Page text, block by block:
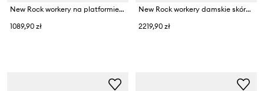
New Rock workery na platformie damskie skórzane ANTIK NEGRO REVES CUERO
1089,90 zł
New Rock workery damskie skórzane ITALI NEGRO, REACTOR NEGRO TOBERAS E17
2219,90 zł